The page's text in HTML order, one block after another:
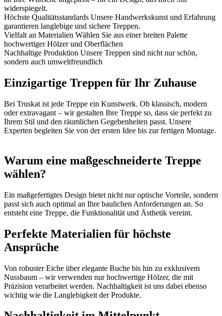
widerspiegelt.
Höchste Qualitätsstandards Unsere Handwerkskunst und Erfahrung
garantieren langlebige und sichere Treppen.
Vielfalt an Materialien Wählen Sie aus einer breiten Palette
hochwertiger Hölzer und Oberflächen
Nachhaltige Produktion Unsere Treppen sind nicht nur schön,
sondern auch umweltfreundlich
Einzigartige Treppen für Ihr Zuhause
Bei Truskat ist jede Treppe ein Kunstwerk. Ob klassisch, modern
oder extravagant – wir gestalten Ihre Treppe so, dass sie perfekt zu
Ihrem Stil und den räumlichen Gegebenheiten passt. Unsere
Experten begleiten Sie von der ersten Idee bis zur fertigen Montage.
Warum eine maßgeschneiderte Treppe
wählen?
Ein maßgefertigtes Design bietet nicht nur optische Vorteile, sondern
passt sich auch optimal an Ihre baulichen Anforderungen an. So
entsteht eine Treppe, die Funktionalität und Ästhetik vereint.
Perfekte Materialien für höchste
Ansprüche
Von robuster Eiche über elegante Buche bis hin zu exklusivem
Nussbaum – wir verwenden nur hochwertige Hölzer, die mit
Präzision verarbeitet werden. Nachhaltigkeit ist uns dabei ebenso
wichtig wie die Langlebigkeit der Produkte.